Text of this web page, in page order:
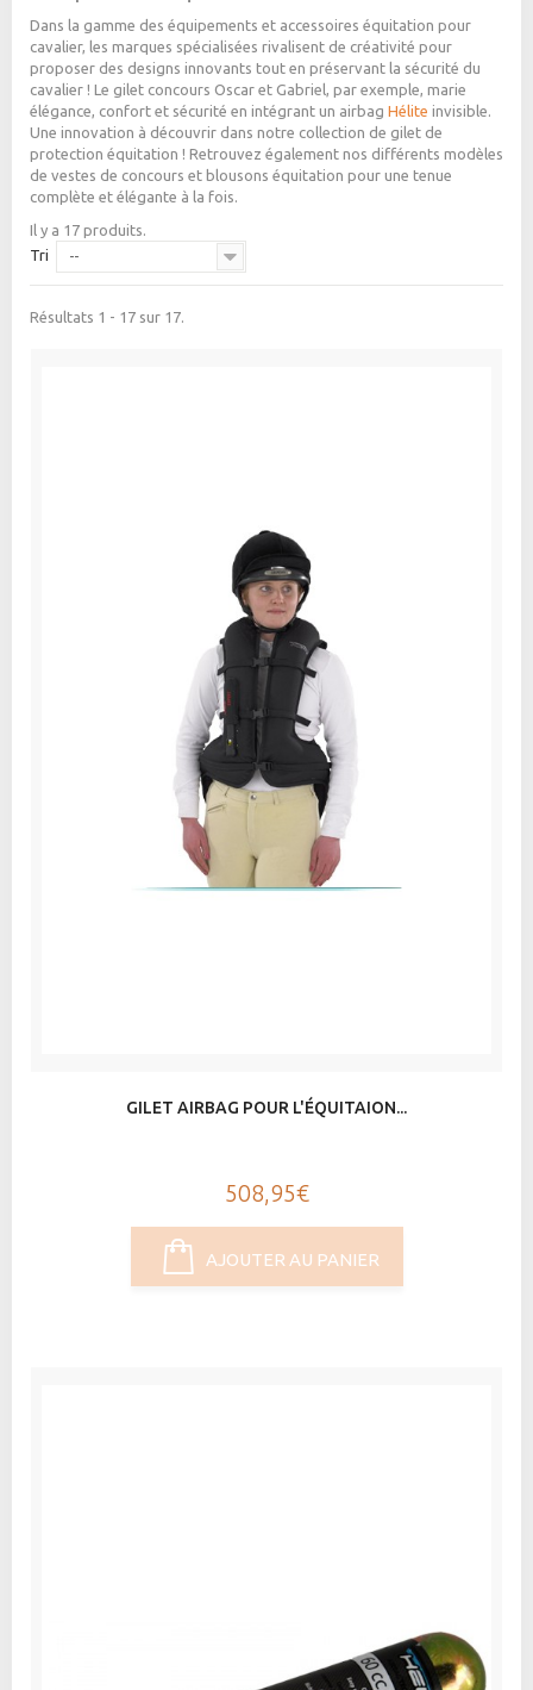
Dans la gamme des équipements et accessoires équitation pour
cavalier, les marques spécialisées rivalisent de créativité pour
proposer des designs innovants tout en préservant la sécurité du
cavalier ! Le gilet concours Oscar et Gabriel, par exemple, marie
élégance, confort et sécurité en intégrant un airbag Hélite invisible.
Une innovation à découvrir dans notre collection de gilet de
protection équitation ! Retrouvez également nos différents modèles
de vestes de concours et blousons équitation pour une tenue
complète et élégante à la fois.
Il y a 17 produits.
Tri
--
Résultats 1 - 17 sur 17.
GILET AIRBAG POUR L'ÉQUITAION...
508,95€
AJOUTER AU PANIER